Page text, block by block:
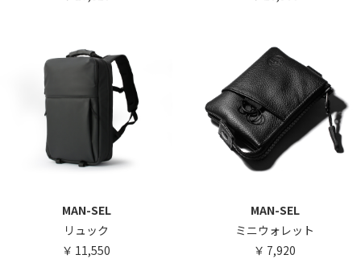
MAN-SEL
リュック
11,550
MAN-SEL
ミニウォレット
7,920